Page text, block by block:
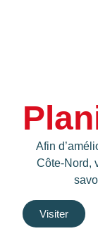
Afin
Côte-Nord,
Visiter